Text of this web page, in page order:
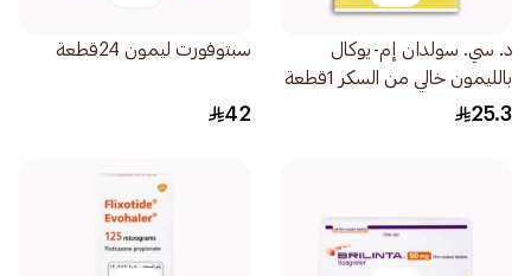
د. سي. سولدان إم-يوكال
بالليمون خالي من السكر 1قطعة
25.3
سبتوفورت ليمون 24قطعة
42